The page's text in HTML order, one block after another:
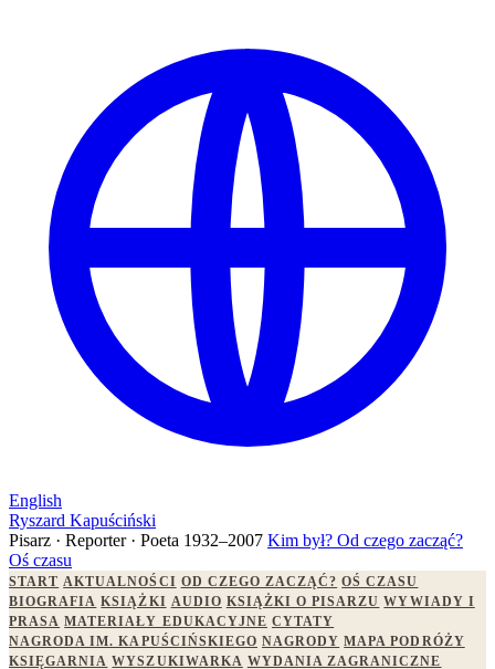
English
Ryszard Kapuściński
Pisarz · Reporter · Poeta 1932–2007 Kim był? Od czego zacząć?
Oś czasu
START AKTUALNOŚCI OD CZEGO ZACZĄĆ? OŚ CZASU
BIOGRAFIA KSIĄŻKI AUDIO KSIĄŻKI O PISARZU WYWIADY I
PRASA MATERIAŁY EDUKACYJNE CYTATY
NAGRODA IM. KAPUŚCIŃSKIEGO NAGRODY MAPA PODRÓŻY
KSIĘGARNIA WYSZUKIWARKA WYDANIA ZAGRANICZNE